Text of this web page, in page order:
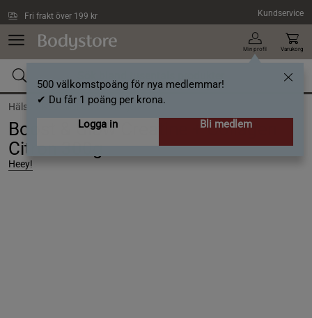
Fri frakt över 199 kr Kundservice
Min profil
500 välkomstpoäng för nya medlemmar!
✔ Du får 1 poäng per krona.
Logga in
Bli medlem
Varukorg
Hälsa / Kosttillskott /Kollagen
Boost & Glow Creatine + Collagen
Citron 300g
Heey!